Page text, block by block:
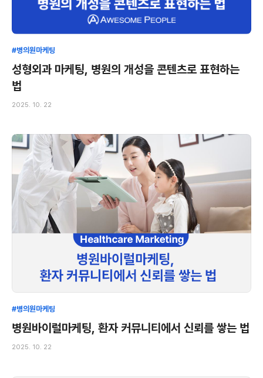
#병의원마케팅
성형외과 마케팅, 병원의 개성을 콘텐츠로 표현하는
법
2025. 10. 22
#병의원마케팅
병원바이럴마케팅, 환자 커뮤니티에서 신뢰를 쌓는 법
2025. 10. 22